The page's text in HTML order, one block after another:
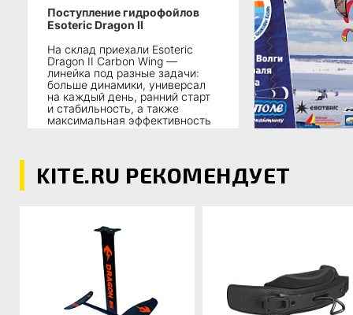
Поступление гидрофойлов
Esoteric Dragon II
На склад приехали Esoteric
Dragon II Carbon Wing —
линейка под разные задачи:
больше динамики, универсал
на каждый день, ранний старт
и стабильность, а также
максимальная эффективность
KITE.RU РЕКОМЕНДУЕТ